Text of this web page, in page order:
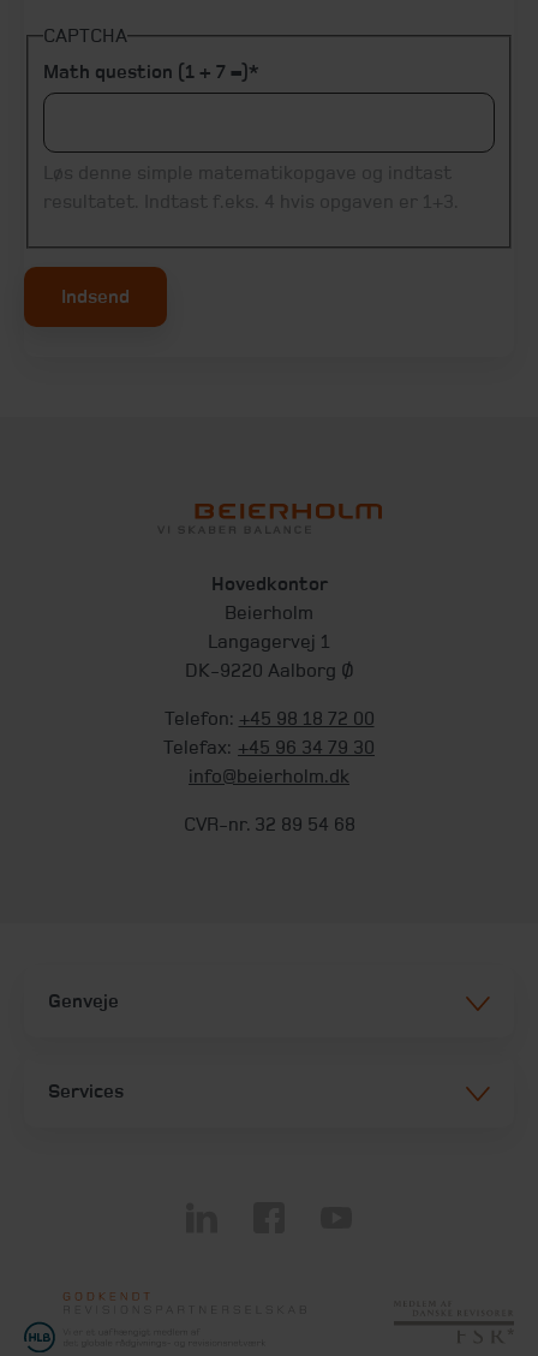
CAPTCHA
Math question (1 + 7 =)
Løs denne simple matematikopgave og indtast
resultatet. Indtast f.eks. 4 hvis opgaven er 1+3.
Indsend
Hovedkontor
Beierholm
Langagervej 1
DK-9220 Aalborg Ø
Telefon: +45 98 18 72 00
Telefax: +45 96 34 79 30
info@beierholm.dk
CVR-nr. 32 89 54 68
Genveje
Services